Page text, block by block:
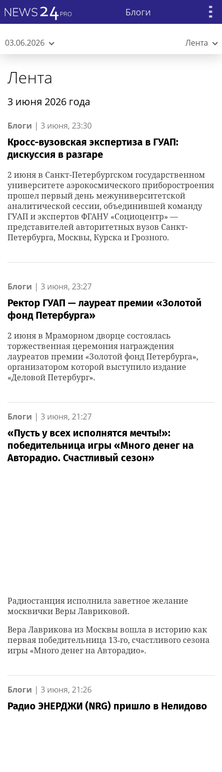
Блоги
03.06.2026 Лента
Лента
3 июня 2026 года
Блоги | 3 июня, 23:30
Кросс-вузовская экспертиза в ГУАП:
дискуссия в разгаре
2 июня в Санкт-Петербургском государственном
университете аэрокосмического приборостроения
прошел первый день межуниверситетской
аналитической сессии, объединившей команду
ГУАП и экспертов ФГАНУ «Социоцентр» —
представителей авторитетных вузов Санкт-
Петербурга, Москвы, Курска и Грозного.
Блоги | 3 июня, 23:27
Ректор ГУАП — лауреат премии «Золотой
фонд Петербурга»
2 июня в Мраморном дворце состоялась
торжественная церемония награждения
лауреатов премии «Золотой фонд Петербурга»,
организатором которой выступило издание
«Деловой Петербург».
Блоги | 3 июня, 21:27
«Пусть у всех исполнятся мечты!»:
победительница игры «Много денег на
Авторадио. Счастливый сезон»
Радиостанция исполнила заветное желание
москвички Веры Лавриковой.
Вера Лаврикова из Москвы вошла в историю как
первая победительница 13‑го, счастливого сезона
игры «Много денег на Авторадио».
Блоги | 3 июня, 21:26
Радио ЭНЕРДЖИ (NRG) пришло в Нелидово